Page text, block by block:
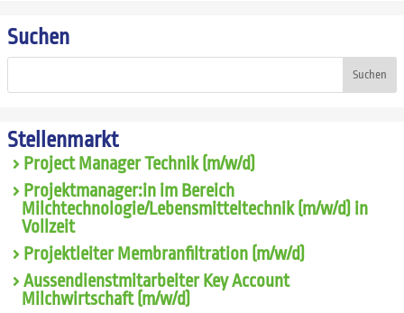
Suchen
Suchen
Stellenmarkt
Project Manager Technik (m/w/d)
Projektmanager:in im Bereich
Milchtechnologie/Lebensmitteltechnik (m/w/d) in
Vollzeit
Projektleiter Membranfiltration (m/w/d)
Aussendienstmitarbeiter Key Account
Milchwirtschaft (m/w/d)